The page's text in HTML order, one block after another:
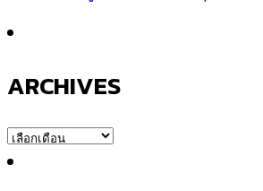
ARCHIVES
ARCHIVES